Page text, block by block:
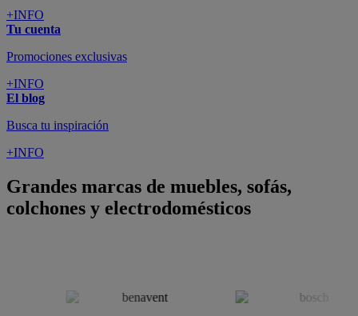
+INFO
Tu cuenta
Promociones exclusivas
+INFO
El blog
Busca tu inspiración
+INFO
Grandes marcas de muebles, sofás,
colchones y electrodomésticos